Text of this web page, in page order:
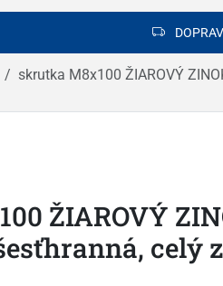
skrutka M8x100 ŽIAROVÝ ZINOK
ŽIAROVÝ
celý